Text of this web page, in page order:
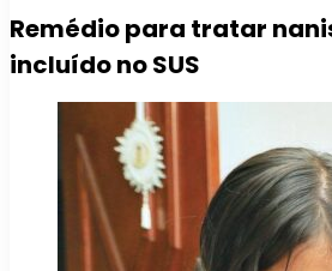
Remédio para tratar
incluído no SUS